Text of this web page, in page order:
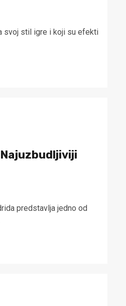
svoj stil igre i koji su efekti
predstavlja jedno od